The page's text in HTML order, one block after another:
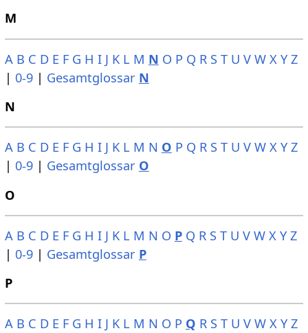
M
A B C D E F G H I J K L M N O P Q R S T U V W X Y Z
| 0-9| Gesamtglossar N
N
A B C D E F G H I J K L M N O P Q R S T U V W X Y Z
| 0-9| Gesamtglossar O
O
A B C D E F G H I J K L M N O P Q R S T U V W X Y Z
| 0-9| Gesamtglossar P
P
A B C D E F G H I J K L M N O P Q R S T U V W X Y Z